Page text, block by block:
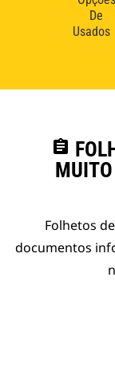
De
Usados
assignment
Folhetos
documentos